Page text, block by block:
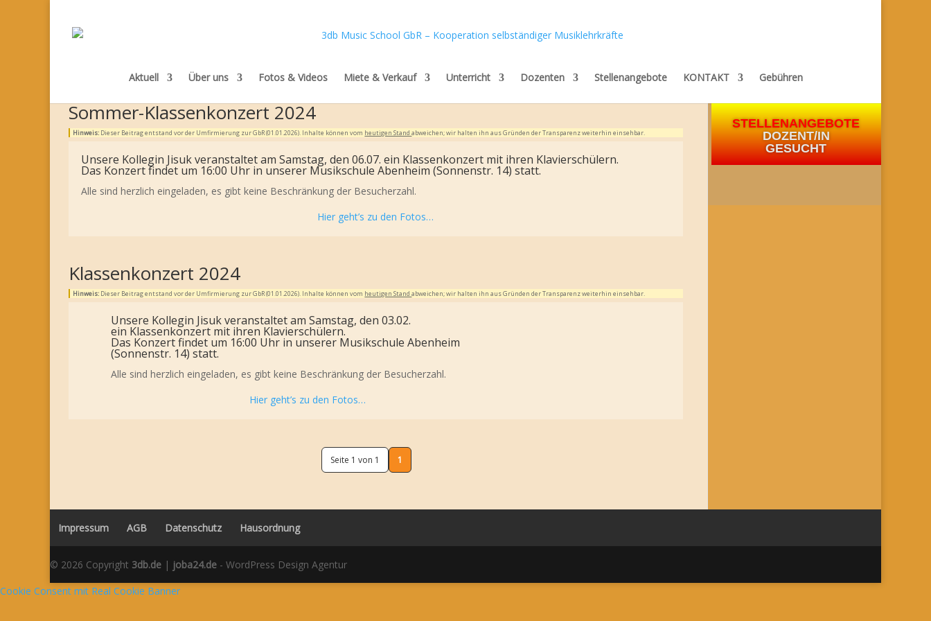
Aktuell Über uns Fotos & Videos Miete & Verkauf Unterricht Dozenten Stellenangebote KONTAKT Gebühren
Sommer-Klassenkonzert 2024
Hinweis: Dieser Beitrag entstand vor der Umfirmierung zur GbR (01.01.2026). Inhalte können vom heutigen Standabweichen; wir halten ihn aus Gründen der Transparenz weiterhin einsehbar.
Unsere Kollegin Jisuk veranstaltet am Samstag, den 06.07. ein Klassenkonzert mit ihren Klavierschülern.
Das Konzert findet um 16:00 Uhr in unserer Musikschule Abenheim (Sonnenstr. 14) statt.
Alle sind herzlich eingeladen, es gibt keine Beschränkung der Besucherzahl.
Hier geht’s zu den Fotos…
Klassenkonzert 2024
Hinweis: Dieser Beitrag entstand vor der Umfirmierung zur GbR (01.01.2026). Inhalte können vom heutigen Standabweichen; wir halten ihn aus Gründen der Transparenz weiterhin einsehbar.
Unsere Kollegin Jisuk veranstaltet am Samstag, den 03.02.
ein Klassenkonzert mit ihren Klavierschülern.
Das Konzert findet um 16:00 Uhr in unserer Musikschule Abenheim
(Sonnenstr. 14) statt.
Alle sind herzlich eingeladen, es gibt keine Beschränkung der Besucherzahl.
Hier geht’s zu den Fotos…
Seite 1 von 1 1
STELLENANGEBOTE
DOZENT/IN
GESUCHT
Impressum AGB Datenschutz Hausordnung
© 2026 Copyright 3db.de | joba24.de - WordPress Design Agentur
Cookie Consent mit Real Cookie Banner